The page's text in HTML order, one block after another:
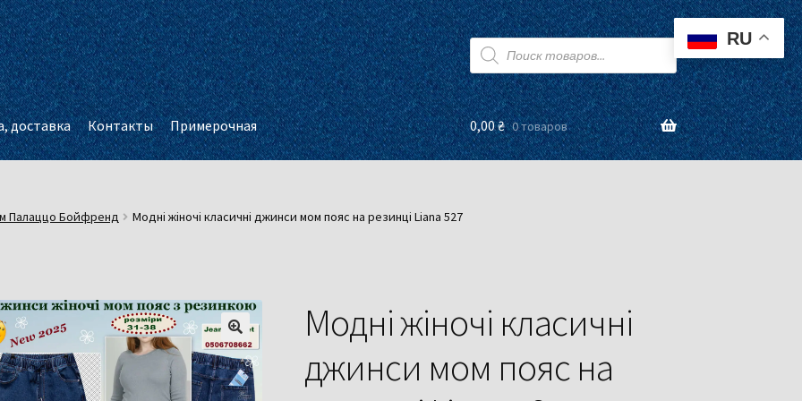
Поиск
товаров
доставка Контакты Примерочная 0,00₴ 0 товаров
Палаццо Бойфренд Модні жіночі класичні джинси мом пояс на резинці Liana 527
Модні жіночі класичні
джинси мом пояс на
RU